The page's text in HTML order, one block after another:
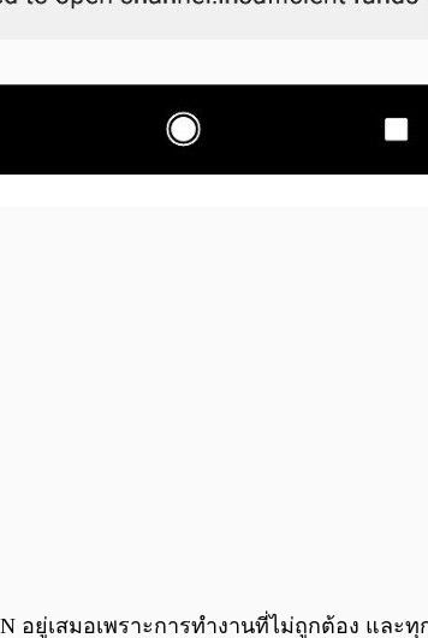
อยู่เสมอเพราะการทำงานที่ไม่ถูกต้อง และ